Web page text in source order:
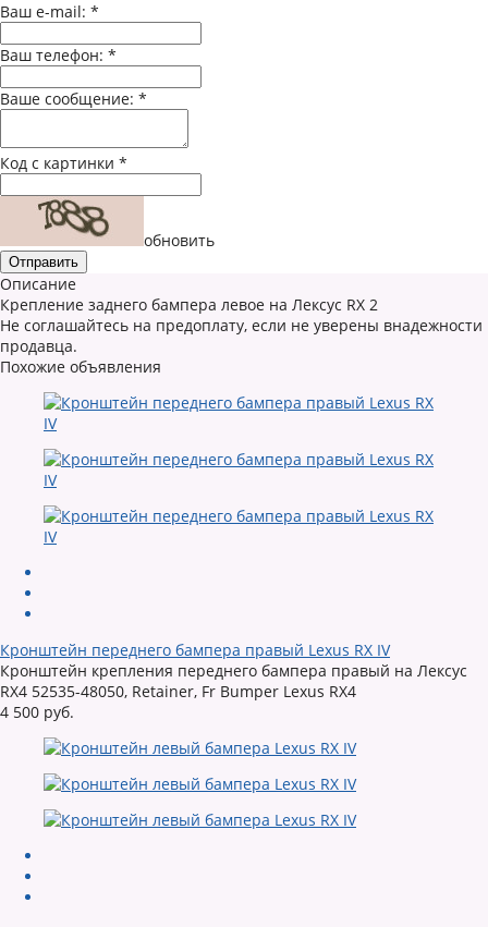
Ваш e-mail: *
Ваш телефон: *
Ваше сообщение: *
Код с картинки *
обновить
Описание
Крепление заднего бампера левое на Лексус RX 2
Не соглашайтесь на предоплату, если не уверены внадежности
продавца.
Похожие объявления
Кронштейн переднего бампера правый Lexus RX IV
Кронштейн крепления переднего бампера правый на Лексус
RX4 52535-48050, Retainer, Fr Bumper Lexus RX4
4 500 руб.